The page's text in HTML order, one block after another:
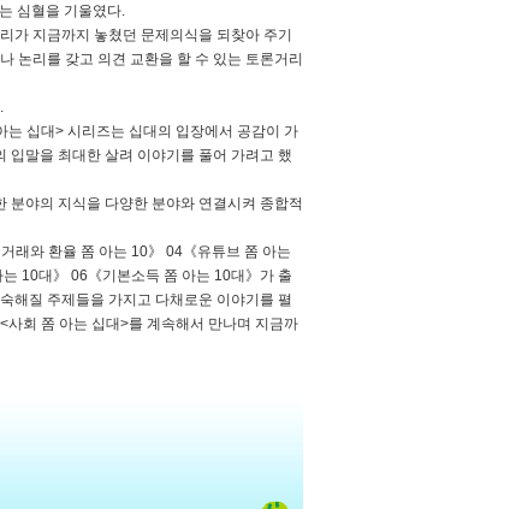
심혈을 기울였다.
가 지금까지 놓쳤던 문제의식을 되찾아 주기
논리를 갖고 의견 교환을 할 수 있는 토론거리
십대> 시리즈는 십대의 입장에서 공감이 가
입말을 최대한 살려 이야기를 풀어 가려고 했
분야의 지식을 다양한 분야와 연결시켜 종합적
래와 환율 쫌 아는 10》 04《유튜브 쫌 아는
10대》 06《기본소득 쫌 아는 10대》가 출
해질 주제들을 가지고 다채로운 이야기를 펼
회 쫌 아는 십대>를 계속해서 만나며 지금까